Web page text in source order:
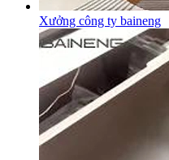
Xưởng công ty baineng